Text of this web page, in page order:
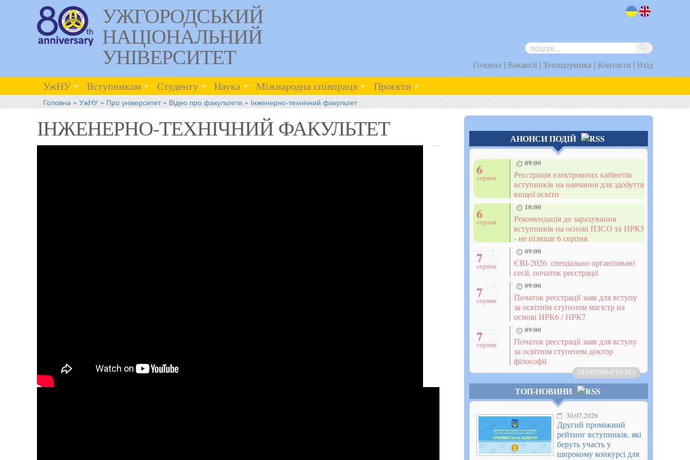
УЖГОРОДСЬКИЙ
НАЦІОНАЛЬНИЙ
УНІВЕРСИТЕТ Головна | Вакансії| Техпідтримка | Контакти | Вхід
УжНУ Вступникам Студенту Наука Міжнародна співпраця Проєкти
Головна » УжНУ» Про університет» Відео про факультети » Інженерно-технічний факультет
ІНЖЕНЕРНО-ТЕХНІЧНИЙ ФАКУЛЬТЕТ АНОНСИ ПОДІЙ
6
серпня
09:00
Реєстрація електронних кабінетів
вступників на навчання для здобуття
вищої освіти
6
серпня
10:00
Рекомендація до зарахування
вступників на основі ПЗСО та НРК5
- не пізніше 6 серпня
7
серпня
09:00
ЄВІ-2026: спеціально організовані
сесії, початок реєстрації
7
серпня
09:00
Початок реєстрації заяв для вступу
за освітнім ступенем магістр на
основі НРК6 / НРК7
7
серпня
09:00
Початок реєстрації заяв для вступу
за освітнім ступенем доктор
філософії
ПЕРЕГЛЯНУТИ ВСІ
ТОП-НОВИНИ
30.07.2026
Другий проміжний
рейтинг вступників, які
беруть участь у
широкому конкурсі для